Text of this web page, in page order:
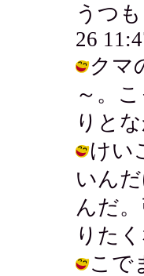
うつ
26
クマ
～。
りと
けい
いん
んだ
りた
こで